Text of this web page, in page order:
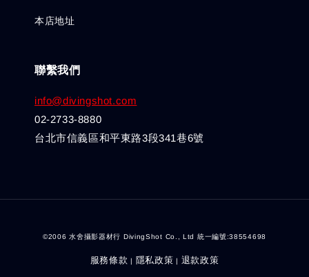
本店地址
聯繫我們
info@divingshot.com
02-2733-8880
台北市信義區和平東路3段341巷6號
©2006 水舍攝影器材行 DivingShot Co., Ltd 統一編號:38554698
服務條款 | 隱私政策 | 退款政策